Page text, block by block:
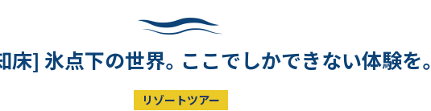
床] 氷点下の世界。ここでしかできない体験を。
リゾートツアー